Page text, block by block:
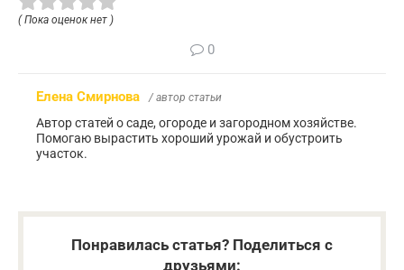
( Пока оценок нет )
0
Елена Смирнова / автор статьи
Автор статей о саде, огороде и загородном хозяйстве.
Помогаю вырастить хороший урожай и обустроить
участок.
Понравилась статья? Поделиться с
друзьями: